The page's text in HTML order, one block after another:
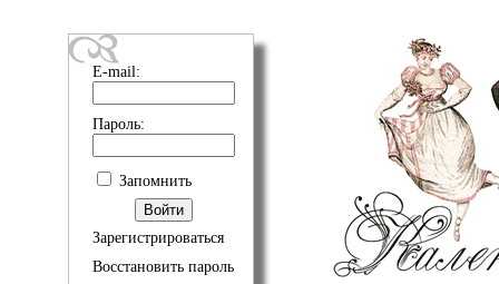
E-mail:
Пароль:
Запомнить
Зарегистрироваться
Восстановить пароль